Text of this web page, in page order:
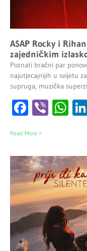
A$AP Rocky i
zajedničkim
Poznati bračni par
najutjecajnijih u svijetu
supruga, muzička
Viber
Read More »